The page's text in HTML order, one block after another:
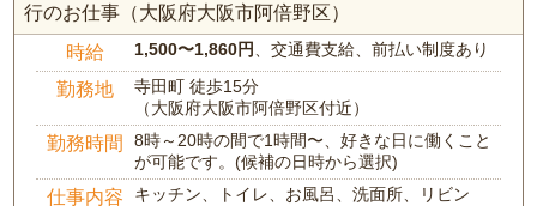
行のお仕事（大阪府大阪市阿倍野区）
時給 1,500〜1,860円 、交通費支給、前払い制度あり
勤務地
寺田町 徒歩15分
（大阪府大阪市阿倍野区付近）
勤務時間
8時～20時の間で1時間〜、好きな日に働くこと
が可能です。(候補の日時から選択)
仕事内容
キッチン、トイレ、お風呂、洗面所、リビン